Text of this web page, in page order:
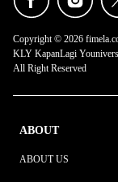
Copyright © 2026
KLY KapanLagi
All Right Reserved
ABOUT
ABOUT US